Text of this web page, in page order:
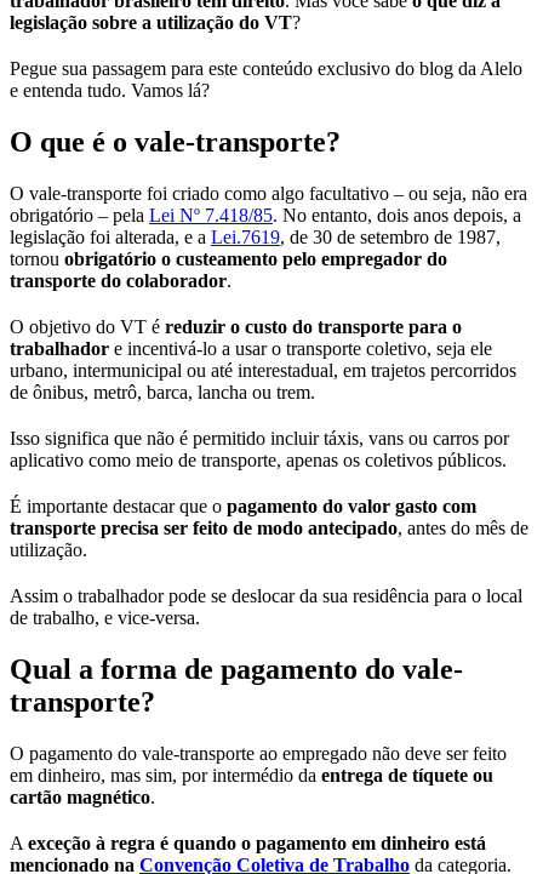
legislação sobre a utilização do VT?
Pegue sua passagem para este conteúdo exclusivo do blog da Alelo
e entenda tudo. Vamos lá?
O que é o vale-transporte?
O vale-transporte foi criado como algo facultativo – ou seja, não era
obrigatório – pela Lei Nº 7.418/85. No entanto, dois anos depois, a
legislação foi alterada, e a Lei.7619, de 30 de setembro de 1987,
tornou obrigatório o custeamento pelo empregador do
transporte do colaborador.
O objetivo do VT é reduzir o custo do transporte para o
trabalhador e incentivá-lo a usar o transporte coletivo, seja ele
urbano, intermunicipal ou até interestadual, em trajetos percorridos
de ônibus, metrô, barca, lancha ou trem.
Isso significa que não é permitido incluir táxis, vans ou carros por
aplicativo como meio de transporte, apenas os coletivos públicos.
É importante destacar que o pagamento do valor gasto com
transporte precisa ser feito de modo antecipado, antes do mês de
utilização.
Assim o trabalhador pode se deslocar da sua residência para o local
de trabalho, e vice-versa.
Qual a forma de pagamento do vale-
transporte?
O pagamento do vale-transporte ao empregado não deve ser feito
em dinheiro, mas sim, por intermédio da entrega de tíquete ou
cartão magnético.
A exceção à regra é quando o pagamento em dinheiro está
mencionado na Convenção Coletiva de Trabalho da categoria.